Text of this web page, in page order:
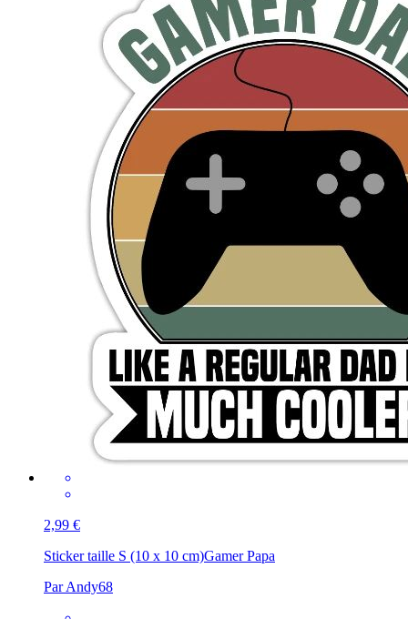
2,99 €
Sticker taille S (10 x 10 cm)Gamer Papa
Par Andy68